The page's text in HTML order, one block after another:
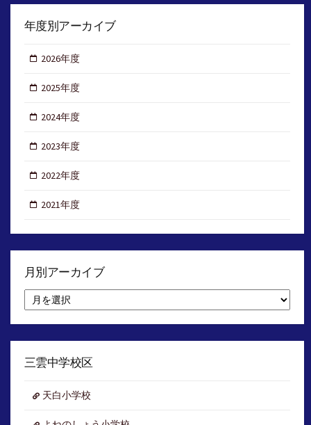
年度別アーカイブ
2026年度
2025年度
2024年度
2023年度
2022年度
2021年度
月別アーカイブ
別
ア
イ
三雲中学校区
天白小学校